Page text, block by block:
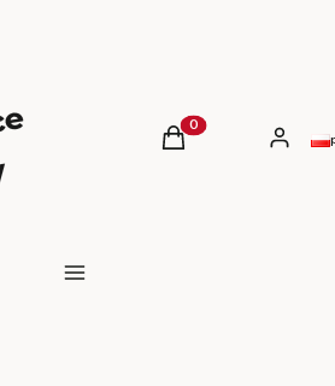
Produkty w
Koszyk Zaloguj
Menu